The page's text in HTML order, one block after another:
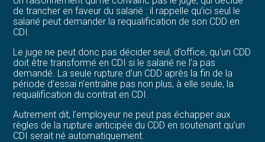
de trancher en faveur du salarié : il rappelle qu’ici seul le
salarié peut demander la requalification de son CDD en
CDI.
Le juge ne peut donc pas décider seul, d’office, qu’un CDD
doit être transformé en CDI si le salarié ne l’a pas
demandé. La seule rupture d’un CDD après la fin de la
période d’essai n’entraîne pas non plus, à elle seule, la
requalification du contrat en CDI.
Autrement dit, l’employeur ne peut pas échapper aux
règles de la rupture anticipée du CDD en soutenant qu’un
CDI serait né automatiquement.